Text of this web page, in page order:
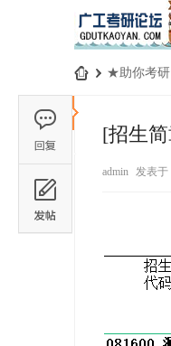
› ★助你考
[招生
admin 发表于